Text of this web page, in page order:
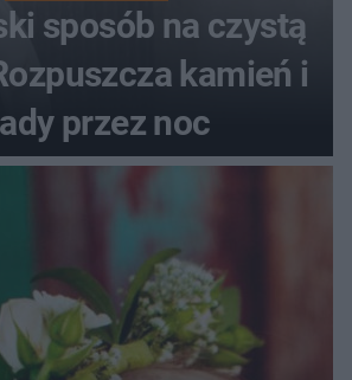
sposób na czystą
kamień i
przez noc